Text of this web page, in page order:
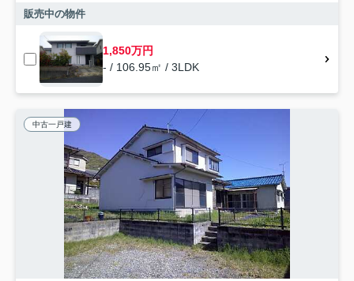
販売中の物件
1,850万円
- / 106.95㎡ / 3LDK
中古一戸建